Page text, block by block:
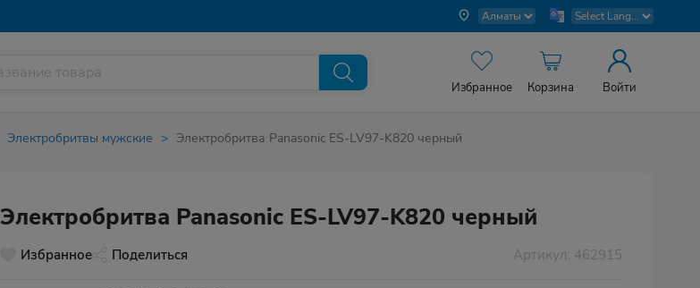
Избранное Корзина Войти
Электробритвы мужские Электробритва Panasonic ES-LV97-K820 черный
Электробритва Panasonic ES-LV97-K820 черный
Избранное Поделиться Артикул: 462915